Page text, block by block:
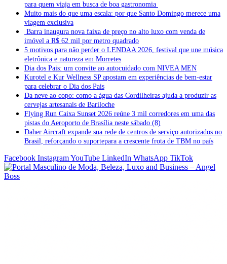
para quem viaja em busca de boa gastronomia
Muito mais do que uma escala: por que Santo Domingo merece uma
viagem exclusiva
Barra inaugura nova faixa de preço no alto luxo com venda de
imóvel a R$ 62 mil por metro quadrado
5 motivos para não perder o LENDAA 2026, festival que une música
eletrônica e natureza em Morretes
Dia dos Pais: um convite ao autocuidado com NIVEA MEN
Kurotel e Kur Wellness SP apostam em experiências de bem-estar
para celebrar o Dia dos Pais
Da neve ao copo: como a água das Cordilheiras ajuda a produzir as
cervejas artesanais de Bariloche
Flying Run Caixa Sunset 2026 reúne 3 mil corredores em uma das
pistas do Aeroporto de Brasília neste sábado (8)
Daher Aircraft expande sua rede de centros de serviço autorizados no
Brasil, reforçando o suportepara a crescente frota de TBM no país
Facebook InstagramYouTube LinkedIn WhatsApp TikTok